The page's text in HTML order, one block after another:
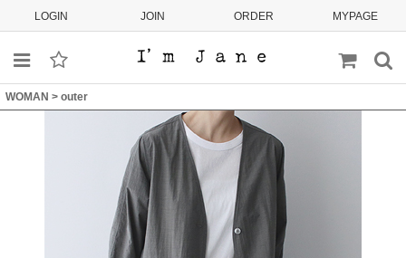
LOGIN JOIN ORDER MYPAGE
WOMAN > outer